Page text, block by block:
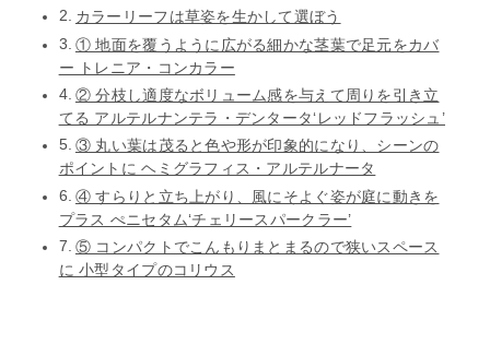
カラーリーフは草姿を生かして選ぼう
① 地面を覆うように広がる細かな茎葉で足元をカバ
ー トレニア・コンカラー
② 分枝し適度なボリューム感を与えて周りを引き立
てる アルテルナンテラ・デンタータ‘レッドフラッシュ’
③ 丸い葉は茂ると色や形が印象的になり、シーンの
ポイントに ヘミグラフィス・アルテルナータ
④ すらりと立ち上がり、風にそよぐ姿が庭に動きを
プラス ぺニセタム‘チェリースパークラー’
⑤ コンパクトでこんもりまとまるので狭いスペース
に 小型タイプのコリウス